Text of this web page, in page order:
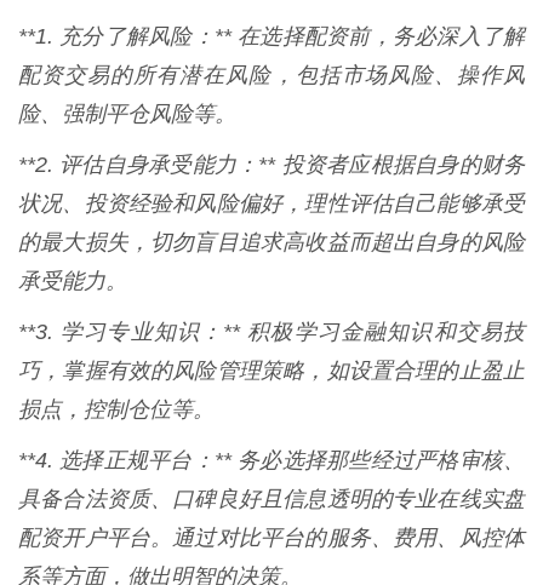
**1. 充分了解风险：** 在选择配资前，务必深入了解
配资交易的所有潜在风险，包括市场风险、操作风
险、强制平仓风险等。
**2. 评估自身承受能力：** 投资者应根据自身的财务
状况、投资经验和风险偏好，理性评估自己能够承受
的最大损失，切勿盲目追求高收益而超出自身的风险
承受能力。
**3. 学习专业知识：** 积极学习金融知识和交易技
巧，掌握有效的风险管理策略，如设置合理的止盈止
损点，控制仓位等。
**4. 选择正规平台：** 务必选择那些经过严格审核、
具备合法资质、口碑良好且信息透明的专业在线实盘
配资开户平台。通过对比平台的服务、费用、风控体
系等方面，做出明智的决策。